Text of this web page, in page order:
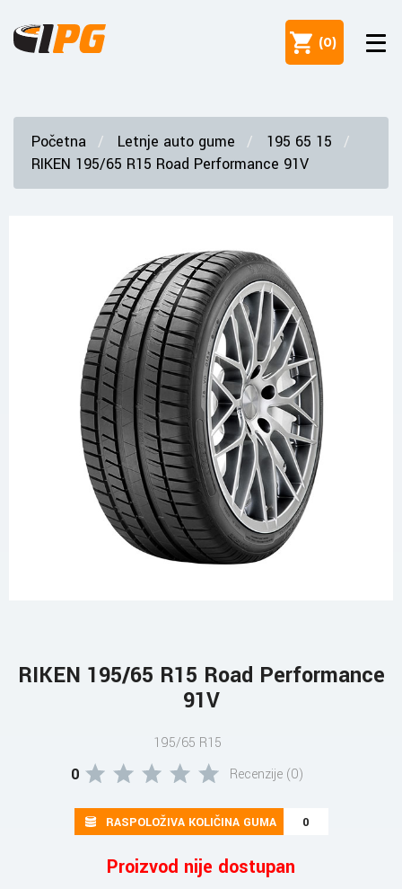
(0)
Početna Letnje auto gume
195 65 15
RIKEN 195/65 R15 Road Performance 91V
RIKEN 195/65 R15 Road Performance
91V
195/65 R15
0 Recenzije (0)
RASPOLOŽIVA KOLIČINA GUMA 0
Proizvod nije dostupan